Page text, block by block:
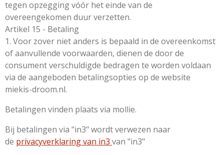
tegen opzegging vóór het einde van de
overeengekomen duur verzetten.
Artikel 15 - Betaling
1. Voor zover niet anders is bepaald in de overeenkomst
of aanvullende voorwaarden, dienen de door de
consument verschuldigde bedragen te worden voldaan
via de aangeboden betalingsopties op de website
miekis-droom.nl.
Betalingen vinden plaats via mollie.
Bij betalingen via "in3" wordt verwezen naar
de privacyverklaring van in3 van "in3"